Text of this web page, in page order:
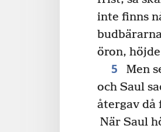
inte finns
öron,
5
Men
och Saul
återgav då
När Saul